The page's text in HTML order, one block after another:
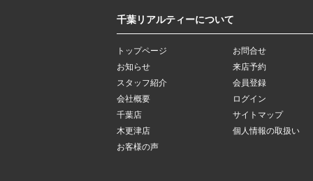
千葉リアルティーについて
トップページ
お知らせ
スタッフ紹介
会社概要
千葉店
木更津店
お客様の声
お問合せ
来店予約
会員登録
ログイン
サイトマップ
個人情報の取扱い